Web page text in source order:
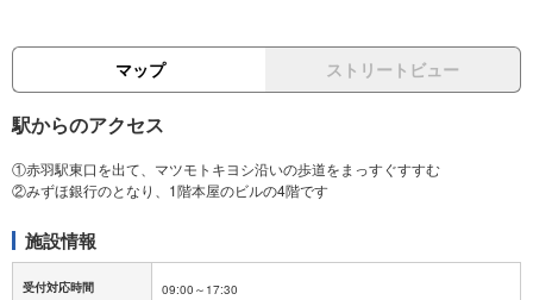
マップ ストリートビュー
駅からのアクセス
①赤羽駅東口を出て、マツモトキヨシ沿いの歩道をまっすぐすすむ
施設情報
受付対応時間
09:00～17:30